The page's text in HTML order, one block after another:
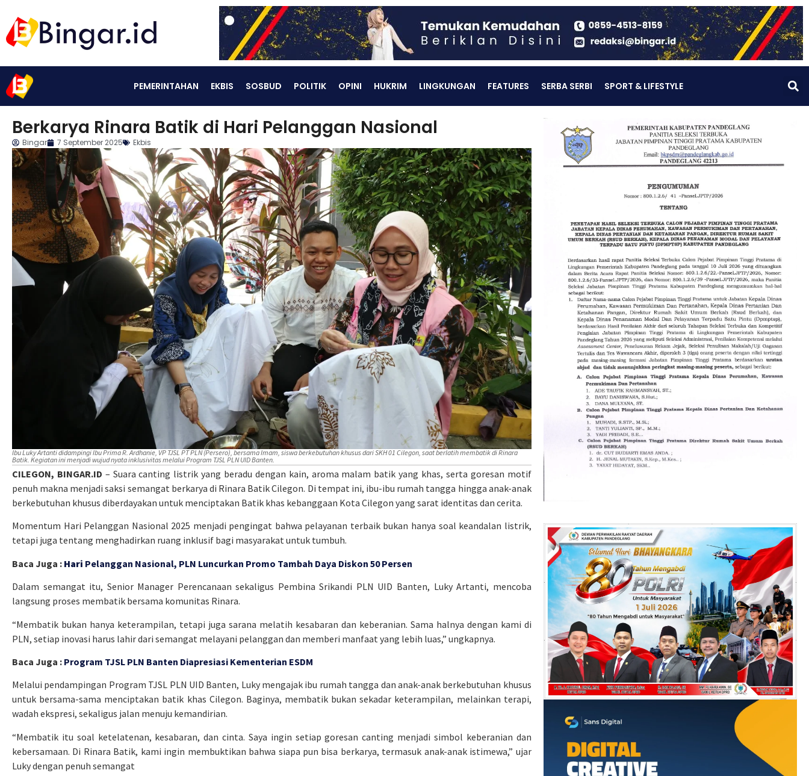
PEMERINTAHAN EKBIS SOSBUD POLITIK OPINI HUKRIM LINGKUNGAN FEATURES SERBA SERBI SPORT & LIFESTYLE
Berkarya Rinara Batik di Hari Pelanggan Nasional
Bingar 7 September 2025 Ekbis
Ibu Luky Artanti didampingi Ibu Prima R. Ardhanie, VP TJSL PT PLN (Persero), bersama Imam, siswa berkebutuhan khusus dari SKH 01 Cilegon, saat berlatih membatik di Rinara
Batik. Kegiatan ini menjadi wujud nyata inklusivitas melalui Program TJSL PLN UID Banten.
CILEGON, BINGAR.ID – Suara canting listrik yang beradu dengan kain, aroma malam batik yang khas, serta goresan motif
penuh makna menjadi saksi semangat berkarya di Rinara Batik Cilegon. Di tempat ini, ibu-ibu rumah tangga hingga anak-anak
berkebutuhan khusus diberdayakan untuk menciptakan Batik khas kebanggaan Kota Cilegon yang sarat identitas dan cerita.
Momentum Hari Pelanggan Nasional 2025 menjadi pengingat bahwa pelayanan terbaik bukan hanya soal keandalan listrik,
tetapi juga tentang menghadirkan ruang inklusif bagi masyarakat untuk tumbuh.
Baca Juga : Hari Pelanggan Nasional, PLN Luncurkan Promo Tambah Daya Diskon 50 Persen
Dalam semangat itu, Senior Manager Perencanaan sekaligus Pembina Srikandi PLN UID Banten, Luky Artanti, mencoba
langsung proses membatik bersama komunitas Rinara.
“Membatik bukan hanya keterampilan, tetapi juga sarana melatih kesabaran dan keberanian. Sama halnya dengan kami di
PLN, setiap inovasi harus lahir dari semangat melayani pelanggan dan memberi manfaat yang lebih luas,” ungkapnya.
Baca Juga : Program TJSL PLN Banten Diapresiasi Kementerian ESDM
Melalui pendampingan Program TJSL PLN UID Banten, Luky mengajak ibu rumah tangga dan anak-anak berkebutuhan khusus
untuk bersama-sama menciptakan batik khas Cilegon. Baginya, membatik bukan sekadar keterampilan, melainkan terapi,
wadah ekspresi, sekaligus jalan menuju kemandirian.
“Membatik itu soal ketelatenan, kesabaran, dan cinta. Saya ingin setiap goresan canting menjadi simbol keberanian dan
kebersamaan. Di Rinara Batik, kami ingin membuktikan bahwa siapa pun bisa berkarya, termasuk anak-anak istimewa,” ujar
Luky dengan penuh semangat